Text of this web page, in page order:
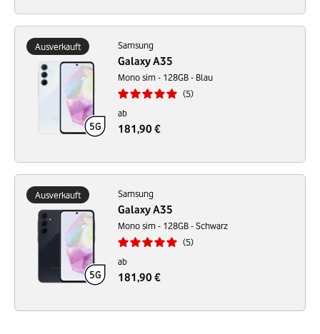
Ausverkauft Samsung
Galaxy A35
Mono sim - 128GB - Blau
5
ab
181,90 €
Ausverkauft Samsung
Galaxy A35
Mono sim - 128GB - Schwarz
5
ab
181,90 €